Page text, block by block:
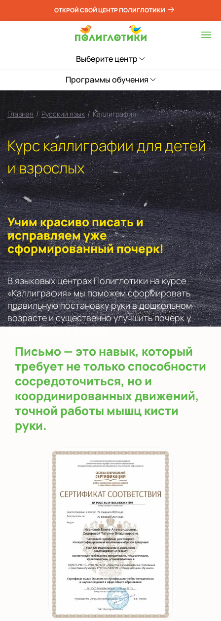
ОТКРОЙ СВОЙ ЦЕНТР ПОЛИГЛОТИКИ
Выберите центр
Программы обучения
Главная / Русский язык / Каллиграфия
Курс каллиграфии для детей
и взрослых
Учим красиво писать и
исправляем уже
сформированный почерк!
В языковых центрах Полиглотики на курсе
«Каллиграфия» мы поможем сформировать
правильную постановку руки в дошкольном
возрасте и существенно улучшить почерк у
школьников и взрослых.
Письмо — это навык, который
требует не только способности
сосредоточиться, но и
координированных движений,
точной работы мышц кисти
руки.